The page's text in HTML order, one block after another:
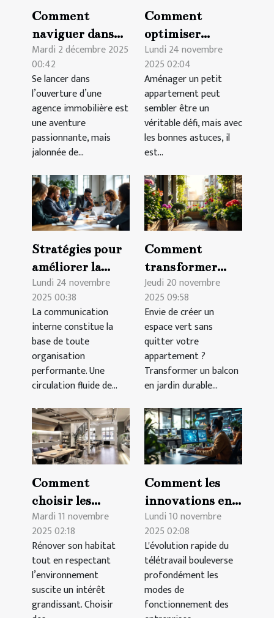
Comment
naviguer dans
les régulations
pour ouvrir une
agence
immobilière ?
Mardi 2 décembre 2025
00:42
Se lancer dans
l’ouverture d’une
agence immobilière est
une aventure
passionnante, mais
jalonnée de...
Comment
optimiser
l'espace de votre
petit
appartement ?
Lundi 24 novembre
2025 02:04
Aménager un petit
appartement peut
sembler être un
véritable défi, mais avec
les bonnes astuces, il
est...
Stratégies pour
améliorer la
communication
interne en
entreprise
Lundi 24 novembre
2025 00:38
La communication
interne constitue la
base de toute
organisation
performante. Une
circulation fluide de...
Comment
transformer
votre balcon en
jardin durable ?
Jeudi 20 novembre
2025 09:58
Envie de créer un
espace vert sans
quitter votre
appartement ?
Transformer un balcon
en jardin durable...
Comment
choisir les
matériaux
écologiques pour
une rénovation
durable ?
Mardi 11 novembre
2025 02:18
Rénover son habitat
tout en respectant
l’environnement
suscite un intérêt
grandissant. Choisir
Comment les
innovations en
télétravail
transforment-
elles les
pratiques
d'entreprise ?
Lundi 10 novembre
2025 02:08
L'évolution rapide du
télétravail bouleverse
profondément les
modes de
fonctionnement des